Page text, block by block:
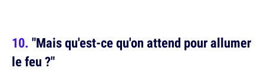
"Mais qu'est-ce qu'on attend pour allumer
le feu ?"